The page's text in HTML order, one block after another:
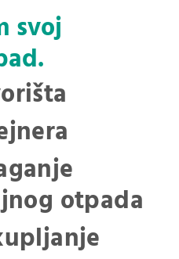
svoj
otpada